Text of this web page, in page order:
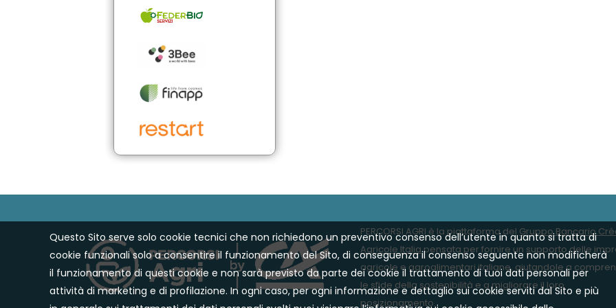
Questo Sito serve solo cookie tecnici che non richiedono un preventivo consenso dell’utente in quanto si tratta di
cookie funzionali solo a consentire il funzionamento del Sito, di conseguenza il consenso seguente non modificherà
il funzionamento di questi cookie e non sarà previsto da parte dei cookie il trattamento di tuoi dati personali per
attività di marketing e di profilazione. In ogni caso, per ogni informazione e dettaglio sui cookie serviti dal Sito e più
PERCORSI AGRI è la piattaforma del Gruppo Bancario
Agricole Italiapensata per fornire un supporto delle imprese
agricole e agroalimentari italiane, aiutandole a
le sfide della sostenibilità e a migliorare il loro
posizionamento.